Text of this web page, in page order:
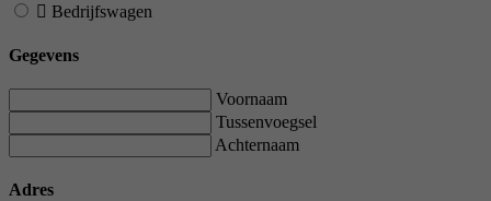
Bedrijfswagen
Gegevens
Voornaam
Tussenvoegsel
Achternaam
Adres